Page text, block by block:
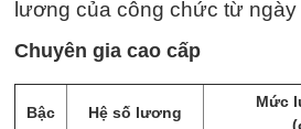
lương của công chức từ
Chuyên gia cao cấp
Bậc Hệ số lương
Mức